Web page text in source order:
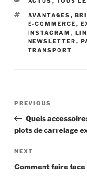
TAGS
AVANTAGES ,
E-COMMERCE ,
INSTAGRAM ,
NEWSLETTER ,
TRANSPORT
l’article
Previous
Post
PREVIOUS
Quels
plots de carrelage
Next
Post
NEXT
Comment faire face